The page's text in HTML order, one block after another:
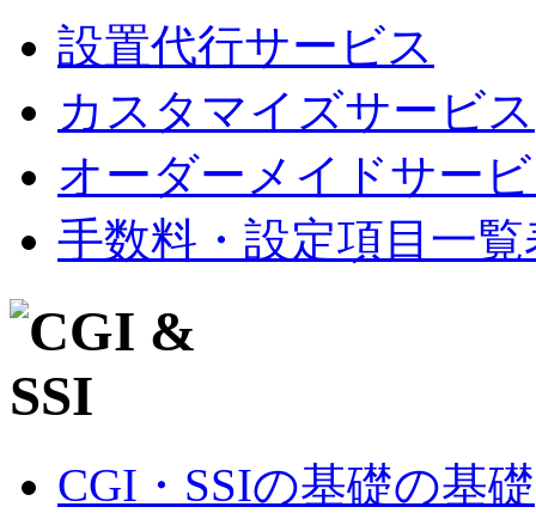
設置代行サービス
カスタマイズサービス
オーダーメイドサー
手数料・設定項目一覧
CGI・SSIの基礎の基礎